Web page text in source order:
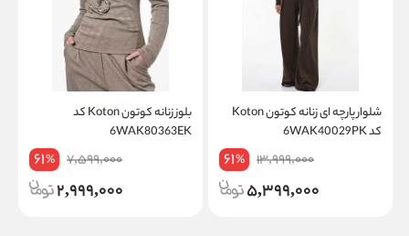
شلوار پارچه ای زنانه کوتون Koton
کد 6WAK40029PK
13,999,000
61%
5,399,000
بلوز زنانه کوتون Koton کد
6WAK80363EK
7,599,000
61%
2,999,000